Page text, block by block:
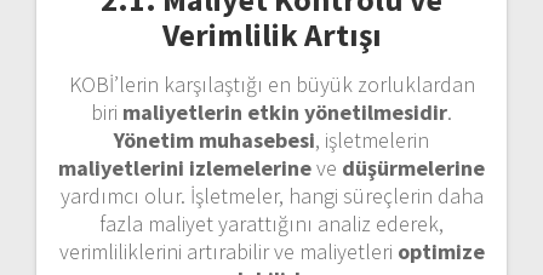
Verimlilik Artışı
KOBİ’lerin karşılaştığı en büyük zorluklardan
biri maliyetlerin etkin yönetilmesidir.
Yönetim muhasebesi, işletmelerin
maliyetlerini izlemelerineve düşürmelerine
yardımcı olur. İşletmeler, hangi süreçlerin daha
fazla maliyet yarattığını analiz ederek,
verimliliklerini artırabilir ve maliyetleri optimize